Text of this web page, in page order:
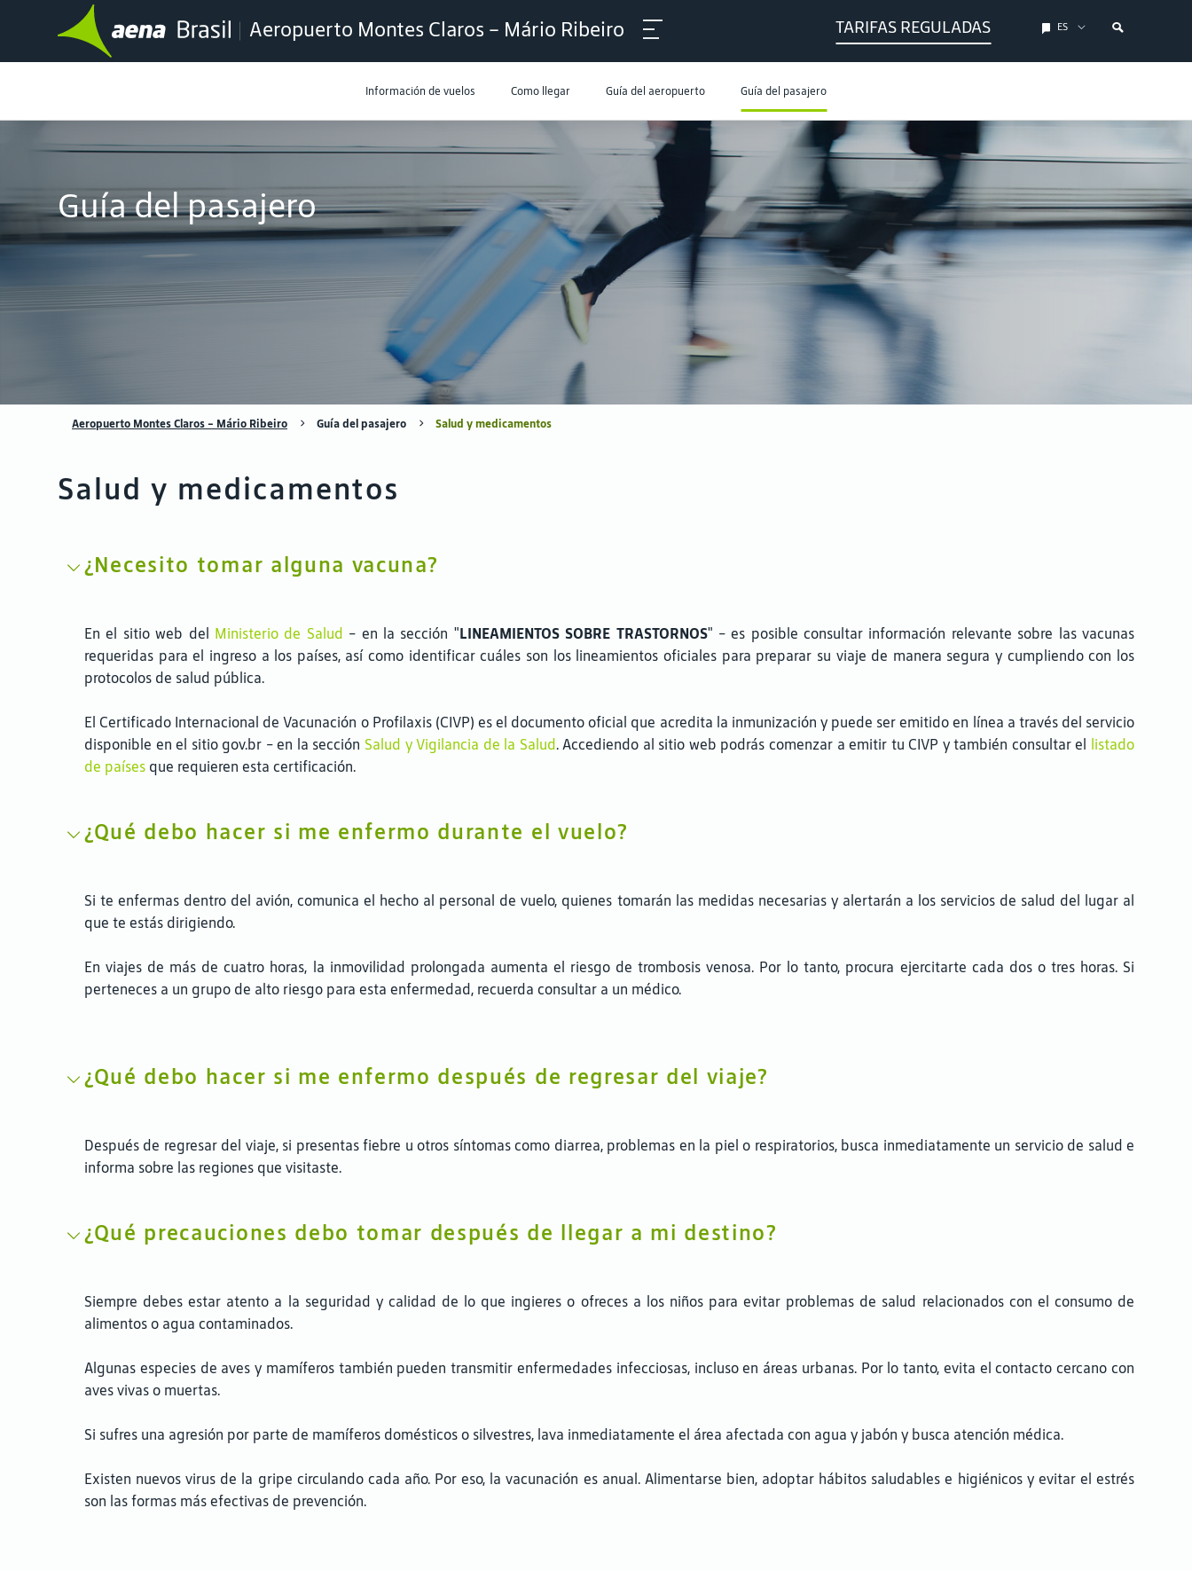
Aeropuerto Montes Claros – Mário Ribeiro TARIFAS REGULADAS ES
Información de vuelos Como llegar Guía del aeropuerto Guía del pasajero
Guía del pasajero
Aeropuerto Montes Claros – Mário Ribeiro Guía del pasajero Salud y medicamentos
Salud y medicamentos
¿Necesito tomar alguna vacuna?
En el sitio web del Ministerio de Salud - en la sección "LINEAMIENTOS SOBRE TRASTORNOS" - es posible consultar información relevante sobre las vacunas
requeridas para el ingreso a los países, así como identificar cuáles son los lineamientos oficiales para preparar su viaje de manera segura y cumpliendo con los
protocolos de salud pública.
El Certificado Internacional de Vacunación o Profilaxis (CIVP) es el documento oficial que acredita la inmunización y puede ser emitido en línea a través del servicio
disponible en el sitio gov.br - en la sección Salud y Vigilancia de la Salud. Accediendo al sitio web podrás comenzar a emitir tu CIVP y también consultar el
listado
de países que requieren esta certificación.
¿Qué debo hacer si me enfermo durante el vuelo?
Si te enfermas dentro del avión, comunica el hecho al personal de vuelo, quienes tomarán las medidas necesarias y alertarán a los servicios de salud del lugar al
que te estás dirigiendo.
En viajes de más de cuatro horas, la inmovilidad prolongada aumenta el riesgo de trombosis venosa. Por lo tanto, procura ejercitarte cada dos o tres horas. Si
perteneces a un grupo de alto riesgo para esta enfermedad, recuerda consultar a un médico.
¿Qué debo hacer si me enfermo después de regresar del viaje?
Después de regresar del viaje, si presentas fiebre u otros síntomas como diarrea, problemas en la piel o respiratorios, busca inmediatamente un servicio de salud e
informa sobre las regiones que visitaste.
¿Qué precauciones debo tomar después de llegar a mi destino?
Siempre debes estar atento a la seguridad y calidad de lo que ingieres o ofreces a los niños para evitar problemas de salud relacionados con el consumo de
alimentos o agua contaminados.
Algunas especies de aves y mamíferos también pueden transmitir enfermedades infecciosas, incluso en áreas urbanas. Por lo tanto, evita el contacto cercano con
aves vivas o muertas.
Si sufres una agresión por parte de mamíferos domésticos o silvestres, lava inmediatamente el área afectada con agua y jabón y busca atención médica.
Existen nuevos virus de la gripe circulando cada año. Por eso, la vacunación es anual. Alimentarse bien, adoptar hábitos saludables e higiénicos y evitar el estrés
son las formas más efectivas de prevención.